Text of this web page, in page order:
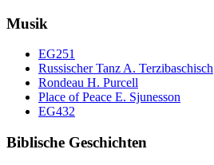
Musik
EG251
Russischer Tanz A. Terzibaschisch
Rondeau H. Purcell
Place of Peace E. Sjunesson
EG432
Biblische Geschichten